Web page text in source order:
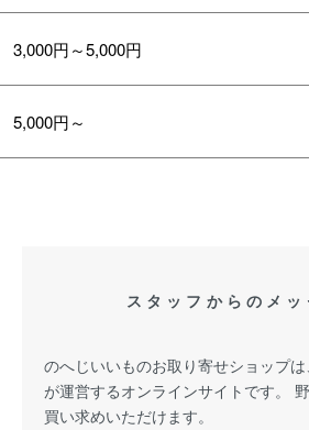
3,000円～5,000円
5,000円～
スタッフからのメッ
のへじいいものお取り寄せショップ
が運営するオンラインサイトです。
買い求めいただけます。